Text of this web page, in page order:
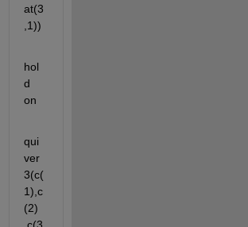
at(3
,1))
hol
d
on
qui
ver
3(c(
1),c
(2)